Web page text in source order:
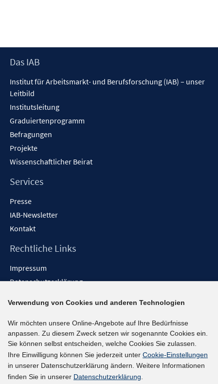
Footer
Das IAB
Institut für Arbeitsmarkt- und Berufsforschung (IAB) – unser
Leitbild
Institutsleitung
Graduiertenprogramm
Befragungen
Projekte
Wissenschaftlicher Beirat
Services
Presse
IAB-Newsletter
Kontakt
Rechtliche Links
Impressum
Datenschutzerklärung
Barrieren melden
Social-Media-Kanäle
BlueSky
YouTube
LinkedIn
Verwendung von Cookies und anderen Technologien
Wir möchten unsere Online-Angebote auf Ihre Bedürfnisse
anpassen. Zu diesem Zweck setzen wir sogenannte Cookies ein.
Sie können selbst entscheiden, welche Cookies Sie zulassen.
Ihre Einwilligung können Sie jederzeit unter Cookie-Einstellungen
in unserer Datenschutzerklärung ändern. Weitere Informationen
finden Sie in unserer Datenschutzerklärung.